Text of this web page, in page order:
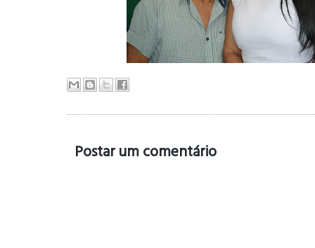
Postar um comentário